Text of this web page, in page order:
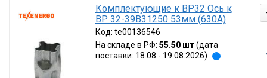
Комплектующие к ВР32 Ось к
ВР 32-39В31250 53мм (630А)
Код: te00136546
На складе в РФ: 55.50 шт (дата
поставки: 18.08 - 19.08.2026)
i